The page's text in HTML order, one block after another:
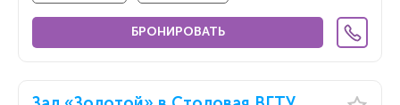
БРОНИРОВАТЬ